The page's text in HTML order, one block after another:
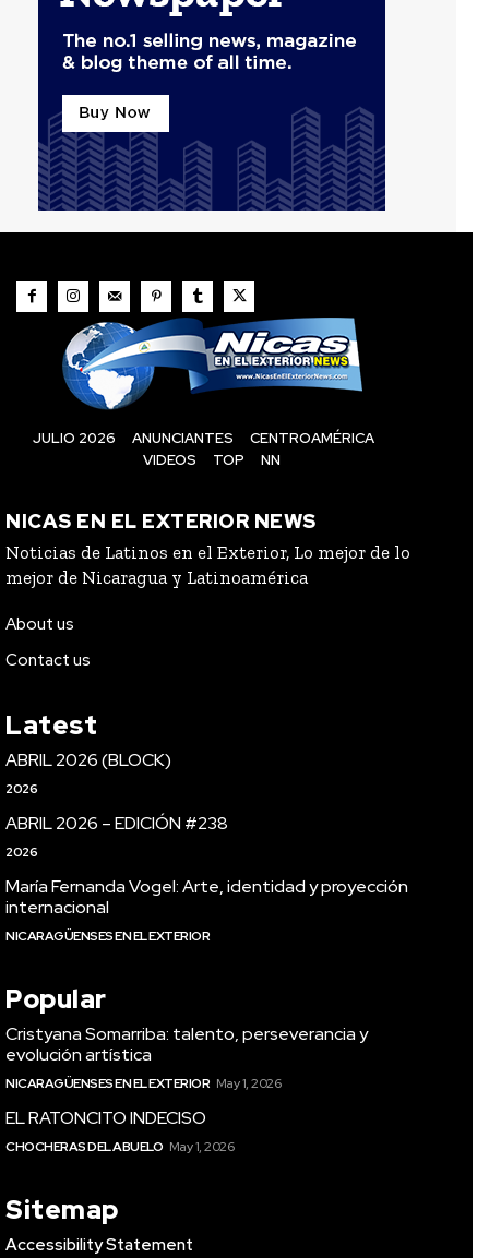
JULIO 2026 ANUNCIANTES
CENTROAMÉRICA
VIDEOS
TOP NN
NICAS EN EL EXTERIOR NEWS
Noticias de Latinos en el Exterior, Lo mejor de lo
mejor de Nicaragua y Latinoamérica
About us
Contact us
Latest
ABRIL 2026 (BLOCK)
2026
ABRIL 2026 – EDICIÓN #238
2026
María Fernanda Vogel: Arte, identidad y proyección
internacional
NICARAGÜENSES EN EL EXTERIOR
Popular
Cristyana Somarriba: talento, perseverancia y
evolución artística
NICARAGÜENSES EN EL EXTERIOR May 1, 2026
EL RATONCITO INDECISO
CHOCHERAS DEL ABUELO May 1, 2026
Sitemap
Accessibility Statement